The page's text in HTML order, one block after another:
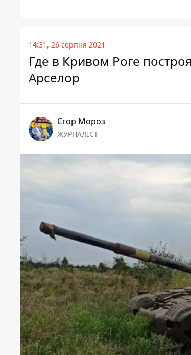
14:31, 26 серпня 2021
Где в Кривом Роге
Арселор
Єгор Мороз
ЖУРНАЛІСТ